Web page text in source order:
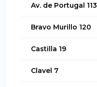
Av. de Portugal 113
Bravo Murillo 120
Castilla 19
Clavel 7